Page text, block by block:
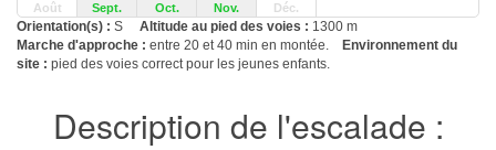
Août
Sept. Oct. Nov. Déc.
Orientation(s) : S Altitude au pied des voies : 1300 m
Marche d'approche : entre 20 et 40 min en montée.
Environnement du
site : pied des voies correct pour les jeunes enfants.
Description de l'escalade :